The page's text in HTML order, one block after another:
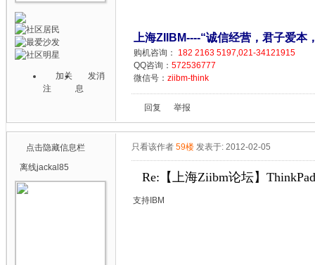
加关
注
发消
息
上海ZIIBM----“诚信经营，君子爱本
购机咨询：
182 2163 5197,021-34121915
QQ咨询： 572536777
微信号： ziibm-think
回复 举报
点击隐藏信息栏
离线jackal85
只看该作者 59楼 发表于: 2012-02-05
Re:【上海Ziibm论坛】
支持IBM